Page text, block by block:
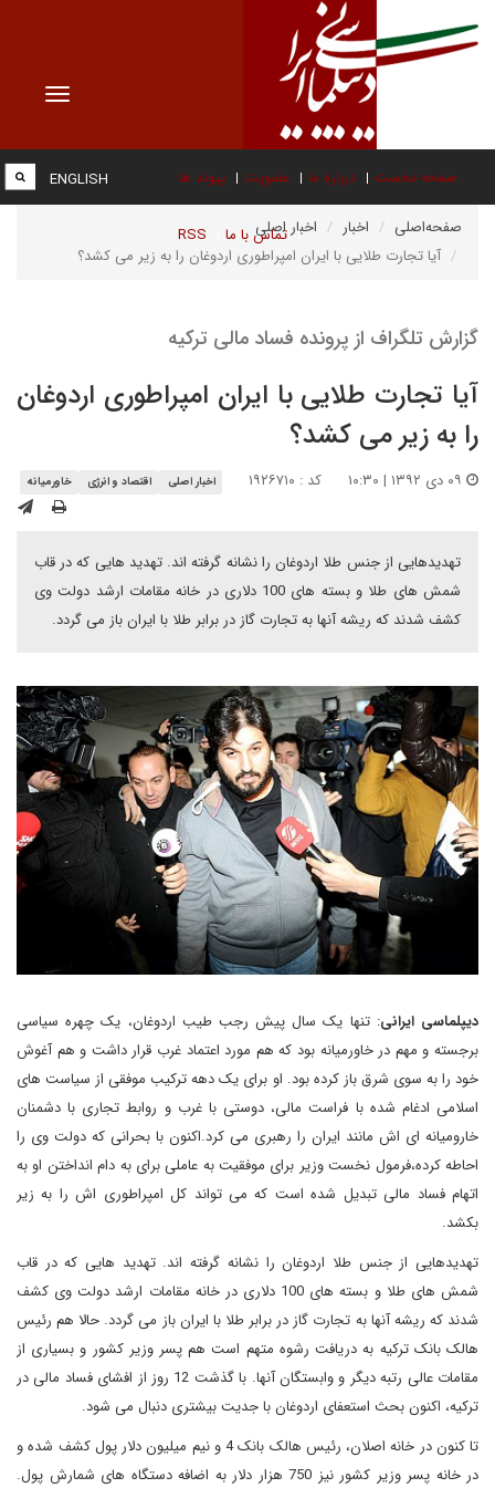
Toggle
صفحه نخست درباره ما عضویت پیوند ها
تماس با ما RSS
ENGLISH
صفحه‌اصلی اخبار
اخبار اصلی
آیا تجارت طلایی با ایران امپراطوری اردوغان را به زیر می کشد؟
گزارش تلگراف از پرونده فساد مالی ترکیه
آیا تجارت طلایی با ایران امپراطوری اردوغان
را به زیر می کشد؟
کد : ۱۹۲۶۷۱۰ اخبار اصلی اقتصاد و انرژی خاورمیانه
تهدیدهایی از جنس طلا اردوغان را نشانه گرفته اند. تهدید هایی که در قاب
شمش های طلا و بسته های 100 دلاری در خانه مقامات ارشد دولت وی
کشف شدند که ریشه آنها به تجارت گاز در برابر طلا با ایران باز می گردد.
دیپلماسی ایرانی: تنها یک سال پیش رجب طیب اردوغان، یک چهره سیاسی
برجسته و مهم در خاورمیانه بود که هم مورد اعتماد غرب قرار داشت و هم آغوش
خود را به سوی شرق باز کرده بود. او برای یک دهه ترکیب موفقی از سیاست های
اسلامی ادغام شده با فراست مالی، دوستی با غرب و روابط تجاری با دشمنان
خارومیانه ای اش مانند ایران را رهبری می کرد.اکنون با بحرانی که دولت وی را
احاطه کرده،فرمول نخست وزیر برای موفقیت به عاملی برای به دام انداختن او به
اتهام فساد مالی تبدیل شده است که می تواند کل امپراطوری اش را به زیر
بکشد.
تهدیدهایی از جنس طلا اردوغان را نشانه گرفته اند. تهدید هایی که در قاب
شمش های طلا و بسته های 100 دلاری در خانه مقامات ارشد دولت وی کشف
شدند که ریشه آنها به تجارت گاز در برابر طلا با ایران باز می گردد. حالا هم رئیس
هالک بانک ترکیه به دریافت رشوه متهم است هم پسر وزیر کشور و بسیاری از
مقامات عالی رتبه دیگر و وابستگان آنها. با گذشت 12 روز از افشای فساد مالی در
ترکیه، اکنون بحث استعفای اردوغان با جدیت بیشتری دنبال می شود.
تا کنون در خانه اصلان، رئیس هالک بانک 4 و نیم میلیون دلار پول کشف شده و
در خانه پسر وزیر کشور نیز 750 هزار دلار به اضافه دستگاه های شمارش پول.